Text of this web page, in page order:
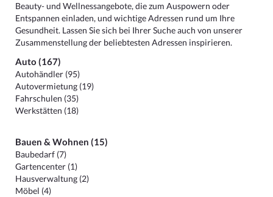
Beauty- und Wellnessangebote, die zum Auspowern oder
Entspannen einladen, und wichtige Adressen rund um Ihre
Gesundheit. Lassen Sie sich bei Ihrer Suche auch von unserer
Zusammenstellung der beliebtesten Adressen inspirieren.
Auto (167)
Autohändler (95)
Autovermietung (19)
Fahrschulen (35)
Werkstätten (18)
Bauen & Wohnen (15)
Baubedarf (7)
Gartencenter (1)
Hausverwaltung (2)
Möbel (4)